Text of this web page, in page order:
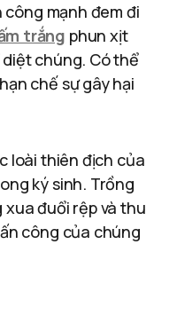
mạnh đem đi
trắng phun xịt
chúng. Có thể
chế sự gây hại
loài thiên địch của
ký sinh. Trồng
đuổi rệp và thu
công của chúng